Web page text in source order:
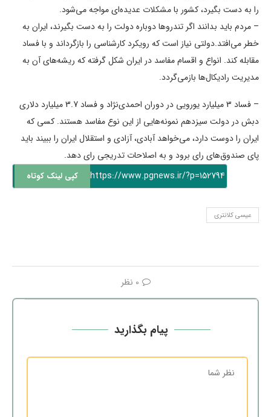
را به دست بگیرد، کشور با مشکلات عدیده‌ای مواجه می‌شود.
– مردم باید بدانند اگر تندروها دوباره دولت را به دست بگیرند، ایران به
خطر می‌افتد.دولتی نیاز است که رویکرد کارشناسی را بازگرداند و با فساد
مقابله کند. انواع و اقسام مفاسد در ایران شکل گرفته که ریشه‌های آن به
مدیریت رادیکال‌ها بازمی‌گردد.
– فساد 3 میلیارد یورویی در دوران احمدی‌نژاد و فساد 3.7 میلیارد دلاری
دبش در دولت سیزدهم نمونه‌هایی از این نوع مفاسد هستند. کسی که
ایران را دوست دارد، می‌خواهد آبادی، آزادی و استقلال ایران را ببیند باید
پای صندوق‌های رای برود و به اصلاحات تدریجی رای دهد.
https://www.pgnews.ir/?p=152794
کپی لینک کوتاه
عیسی کلانتری
0 نظر
پیام بگذارید